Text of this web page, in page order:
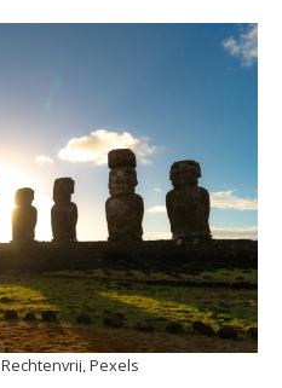
Rechtenvrij, Pexels